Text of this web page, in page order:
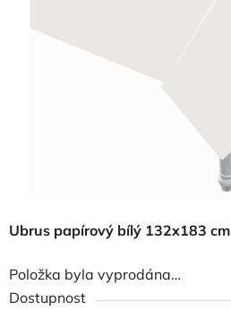
Ubrus papírový bílý 132x183 cm
Položka byla vyprodána…
Dostupnost